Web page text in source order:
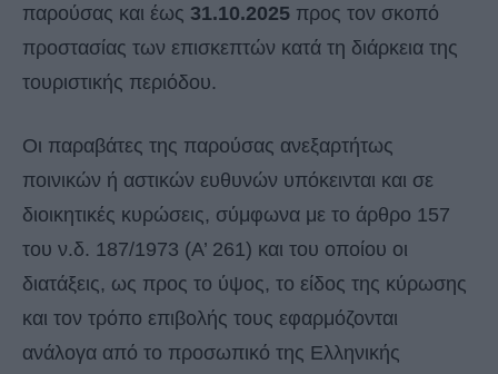
παρούσας και έως 31.10.2025 προς τον σκοπό
προστασίας των επισκεπτών κατά τη διάρκεια της
τουριστικής περιόδου.
Οι παραβάτες της παρούσας ανεξαρτήτως
ποινικών ή αστικών ευθυνών υπόκεινται και σε
διοικητικές κυρώσεις, σύμφωνα με το άρθρο 157
του ν.δ. 187/1973 (Α’ 261) και του οποίου οι
διατάξεις, ως προς το ύψος, το είδος της κύρωσης
και τον τρόπο επιβολής τους εφαρμόζονται
ανάλογα από το προσωπικό της Ελληνικής